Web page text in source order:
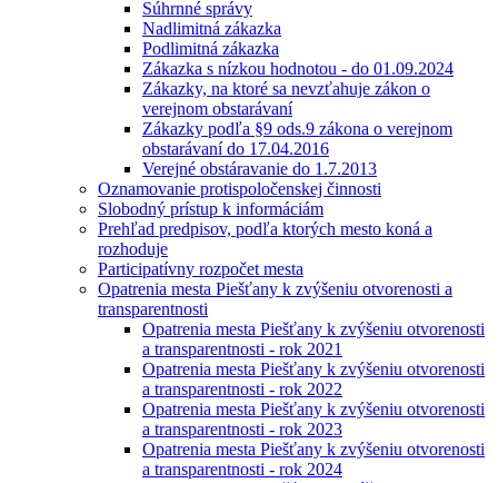
Súhrnné správy
Nadlimitná zákazka
Podlimitná zákazka
Zákazka s nízkou hodnotou - do 01.09.2024
Zákazky, na ktoré sa nevzťahuje zákon o
verejnom obstarávaní
Zákazky podľa §9 ods.9 zákona o verejnom
obstarávaní do 17.04.2016
Verejné obstáravanie do 1.7.2013
Oznamovanie protispoločenskej činnosti
Slobodný prístup k informáciám
Prehľad predpisov, podľa ktorých mesto koná a
rozhoduje
Participatívny rozpočet mesta
Opatrenia mesta Piešťany k zvýšeniu otvorenosti a
transparentnosti
Opatrenia mesta Piešťany k zvýšeniu otvorenosti
a transparentnosti - rok 2021
Opatrenia mesta Piešťany k zvýšeniu otvorenosti
a transparentnosti - rok 2022
Opatrenia mesta Piešťany k zvýšeniu otvorenosti
a transparentnosti - rok 2023
Opatrenia mesta Piešťany k zvýšeniu otvorenosti
a transparentnosti - rok 2024